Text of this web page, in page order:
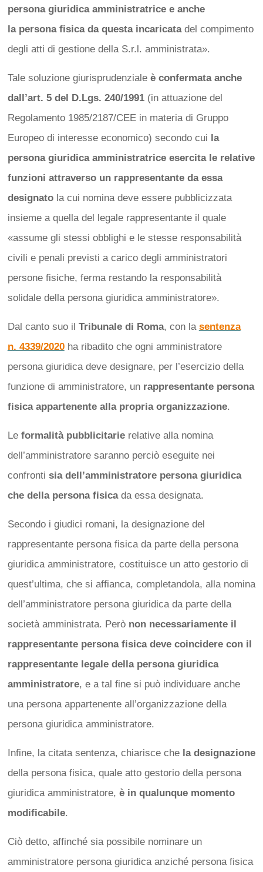
persona giuridica amministratrice e anche
la persona fisica da questa incaricatadel compimento
degli atti di gestione della S.r.l. amministrata».
Tale soluzione giurisprudenzialeè confermata anche
dall’art. 5 del D.Lgs. 240/1991 (in attuazione del
Regolamento 1985/2187/CEE in materia di Gruppo
Europeo di interesse economico) secondo cui la
persona giuridica amministratrice esercita le relative
funzioni attraverso un rappresentante da essa
designatola cui nomina deve essere pubblicizzata
insieme a quella del legale rappresentante il quale
«assume gli stessi obblighi e le stesse responsabilità
civili e penali previsti a carico degli amministratori
persone fisiche, ferma restando la responsabilità
solidale della persona giuridica amministratore».
Dal canto suo il Tribunale di Roma, con la sentenza
n. 4339/2020ha ribadito che ogni amministratore
persona giuridica deve designare, per l’esercizio della
funzione di amministratore, un rappresentante persona
fisica appartenente alla propria organizzazione.
Le formalità pubblicitarierelative alla nomina
dell’amministratore saranno perciò eseguite nei
confronti sia dell’amministratore persona giuridica
che della persona fisicada essa designata.
Secondo i giudici romani, la designazione del
rappresentante persona fisica da parte della persona
giuridica amministratore, costituisce un atto gestorio di
quest’ultima, che si affianca, completandola, alla nomina
dell’amministratore persona giuridica da parte della
società amministrata. Però non necessariamente il
rappresentante persona fisica deve coincidere con il
rappresentante legale della persona giuridica
amministratore, e a tal fine si può individuare anche
una persona appartenente all’organizzazione della
persona giuridica amministratore.
Infine, la citata sentenza, chiarisce che la designazione
della persona fisica, quale atto gestorio della persona
giuridica amministratore, è in qualunque momento
modificabile.
Ciò detto, affinché sia possibile nominare un
amministratore persona giuridica anziché persona fisica